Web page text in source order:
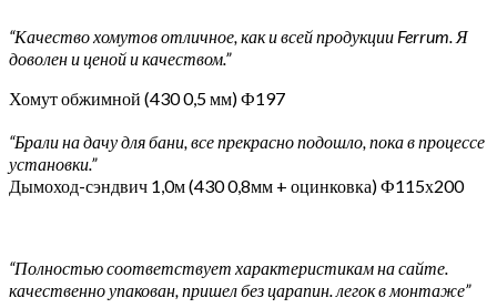
“Качество хомутов отличное, как и всей продукции Ferrum. Я
доволен и ценой и качеством.”
Хомут обжимной (430 0,5 мм) Ф197
“Брали на дачу для бани, все прекрасно подошло, пока в процессе
установки.”
Дымоход-сэндвич 1,0м (430 0,8мм + оцинковка) Ф115х200
“Полностью соответствует характеристикам на сайте.
качественно упакован, пришел без царапин. легок в монтаже”